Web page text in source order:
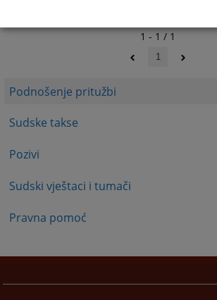
Podnošenje pritužbi
Sudske takse
Pozivi
Sudski vještaci i tumači
Pravna pomoć
1 - 1 / 1
1